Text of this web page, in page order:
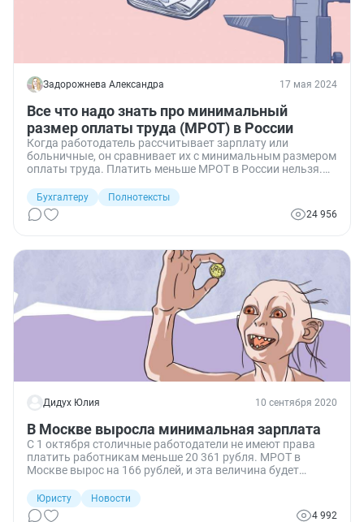
Задорожнева Александра 17 мая 2024
Все что надо знать про минимальный
размер оплаты труда (МРОТ) в России
Когда работодатель рассчитывает зарплату или
больничные, он сравнивает их с минимальным размером
оплаты труда. Платить меньше МРОТ в России нельзя.
вопросами по минимальной оплате труда.
Бухгалтеру
Полнотексты
24 956
Дидух Юлия 10 сентября 2020
В Москве выросла минимальная зарплата
С 1 октября столичные работодатели не имеют права
платить работникам меньше 20 361 рубля. МРОТ в
Москве вырос на 166 рублей, и эта величина будет
Юристу
Новости
4 992